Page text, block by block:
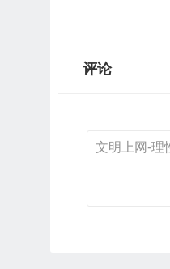
评论